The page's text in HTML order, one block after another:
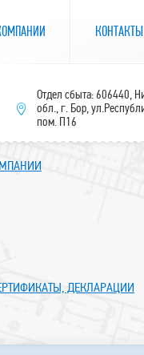
ДЕКЛАРАЦИИ
КОНТАКТЫ
Отдел сбыта: 606440,
обл., г. Бор,
пом. П16